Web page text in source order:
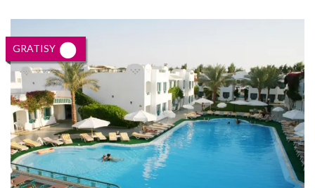
GRATISY